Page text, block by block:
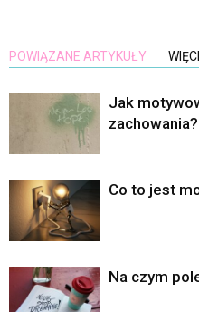
POWIĄZANE ARTYKUŁY
Jak
zachowania?
Co to jest
Na czym